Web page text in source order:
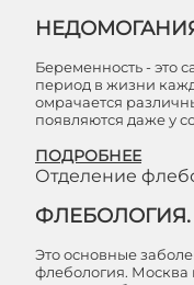
Беременность - это
период в жизни
омрачается
появляются даже у
ПОДРОБНЕЕ
Отделение
Это основные
флебология. Москва